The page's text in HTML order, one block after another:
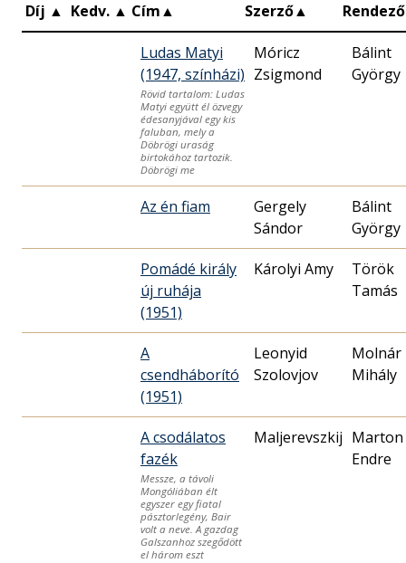
Díj ▲ Kedv. ▲ Cím▲ Szerző▲ Rendező
Ludas Matyi
(1947, színházi)
Rövid tartalom: Ludas
Matyi együtt él özvegy
édesanyjával egy kis
faluban, mely a
Döbrögi uraság
birtokához tartozik.
Döbrögi me
Móricz
Zsigmond
Bálint
György
Az én fiam
Gergely
Sándor
Bálint
György
Pomádé király
új ruhája
(1951)
Károlyi Amy
Török
Tamás
A
csendháborító
(1951)
Leonyid
Szolovjov
Molnár
Mihály
A csodálatos
fazék
Messze, a távoli
Mongóliában élt
egyszer egy fiatal
pásztorlegény, Bair
volt a neve. A gazdag
Galszanhoz szegődött
el három eszt
Maljerevszkij Marton
Endre